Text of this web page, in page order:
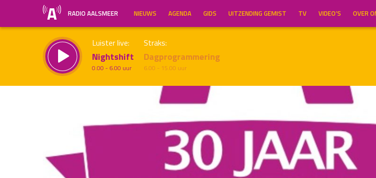
RADIO AALSMEER NIEUWS AGENDA GIDS UITZENDING GEMIST TV VIDEO’S OVER
Luister live:
Nightshift
0.00 - 6.00 uur
Straks:
Dagprogrammering
6.00 - 15.00 uur